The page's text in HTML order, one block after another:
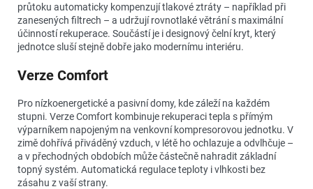
průtoku automaticky kompenzují tlakové ztráty – například při
zanesených filtrech – a udržují rovnotlaké větrání s maximální
účinností rekuperace. Součástí je i designový čelní kryt, který
jednotce sluší stejně dobře jako modernímu interiéru.
Verze Comfort
Pro nízkoenergetické a pasivní domy, kde záleží na každém
stupni. Verze Comfort kombinuje rekuperaci tepla s přímým
výparníkem napojeným na venkovní kompresorovou jednotku. V
zimě dohřívá přiváděný vzduch, v létě ho ochlazuje a odvlhčuje –
a v přechodných obdobích může částečně nahradit základní
topný systém. Automatická regulace teploty i vlhkosti bez
zásahu z vaší strany.